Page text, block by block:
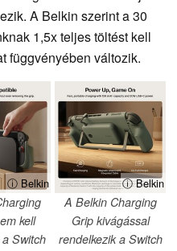
A Belkin szerint a 30
1,5x teljes töltést kell
függvényében változik.
ⓘ Belkin
kell
Switch
ⓘ Belkin
A Belkin Charging
Grip kivágással
rendelkezik a Switch